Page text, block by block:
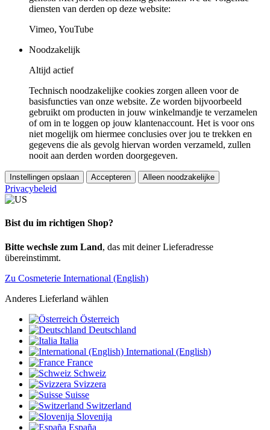
diensten van derden op deze website:
Vimeo, YouTube
Noodzakelijk
Altijd actief
Technisch noodzakelijke cookies zorgen alleen voor de
basisfuncties van onze website. Ze worden bijvoorbeeld
gebruikt om producten in jouw winkelmandje te verzamelen
of om in te loggen op jouw klantenaccount. Het is voor ons
niet mogelijk om hiermee conclusies over jou te trekken en
gegevens die als gevolg hiervan worden verzameld, zullen
nooit aan derden worden doorgegeven.
Instellingen opslaan Accepteren Alleen noodzakelijke
Privacybeleid
Bist du im richtigen Shop?
Bitte wechsle zum Land, das mit deiner Lieferadresse
übereinstimmt.
Zu Cosmeterie International (English)
Anderes Lieferland wählen
Österreich
Deutschland
Italia
International (English)
France
Schweiz
Svizzera
Suisse
Switzerland
Slovenija
España